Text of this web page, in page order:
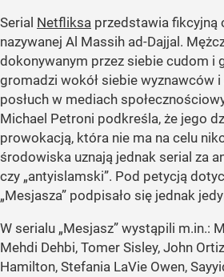
Serial Netfliksa przedstawia
nazywanej Al Massih ad-Dajjal.
dokonywanym przez siebie cudom i
gromadzi wokół siebie wyznawców
posłuch w mediach
Michael Petroni podkreśla, że jego
prowokacją, która nie ma na celu
środowiska uznają jednak serial za
czy „antyislamski”. Pod petycją
„Mesjasza” podpisało się jednak
W serialu „Mesjasz” wystąpili m.in.:
Mehdi Dehbi, Tomer Sisley, John
Hamilton, Stefania LaVie Owen,